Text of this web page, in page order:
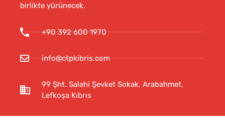
birlikte yürünecek.
+90 392 600 1970
info@ctpkibris.com
99 Şht. Salahi Şevket Sokak, Arabahmet,
Lefkoşa Kıbrıs